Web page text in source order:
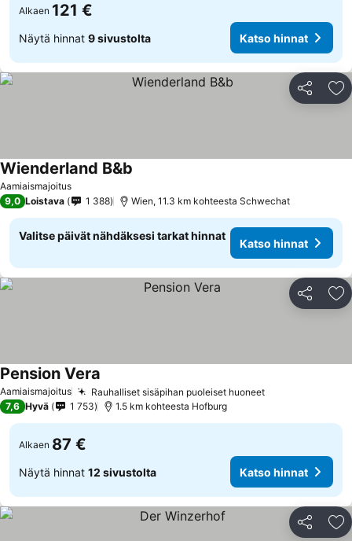
Alkaen 121 €
Näytä hinnat 9 sivustolta Katso hinnat
Jaa
Aamiaismajoitus
Wienderland B&b
9,0 Loistava 1 388 Wien, 11.3 km kohteesta Schwechat
Valitse päivät nähdäksesi tarkat hinnat
Katso hinnat
Jaa
Aamiaismajoitus Rauhalliset sisäpihan puoleiset huoneet
Pension Vera
7,6 Hyvä 1 753 1.5 km kohteesta Hofburg
Alkaen 87 €
Näytä hinnat 12 sivustolta Katso hinnat
Jaa